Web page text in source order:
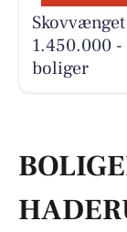
1.450.000
boliger